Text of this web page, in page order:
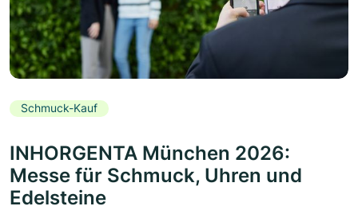
Schmuck-Kauf
INHORGENTA München 2026:
Messe für Schmuck, Uhren und
Edelsteine